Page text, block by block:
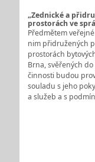
„Zednické a
prostorách ve
Předmětem
nim přidružených
prostorách
Brna, svěřených
činnosti budou
souladu s jeho
a služeb a s